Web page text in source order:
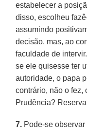
estabelecer a
disso, escolheu
assumindo
decisão, mas, ao
faculdade de
se ele quisesse ter
autoridade, o papa
contrário, não o fez,
Prudência?
7. Pode-se